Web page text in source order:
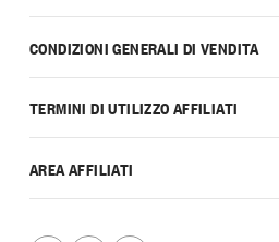
CONDIZIONI GENERALI DI VENDITA
TERMINI DI UTILIZZO AFFILIATI
AREA AFFILIATI